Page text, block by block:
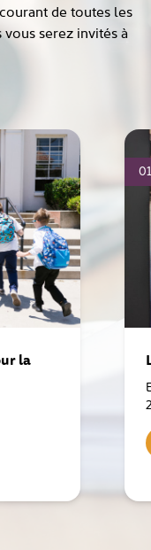
de toutes les
serez invités à
la